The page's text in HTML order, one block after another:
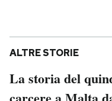
ALTRE STORIE
La storia del